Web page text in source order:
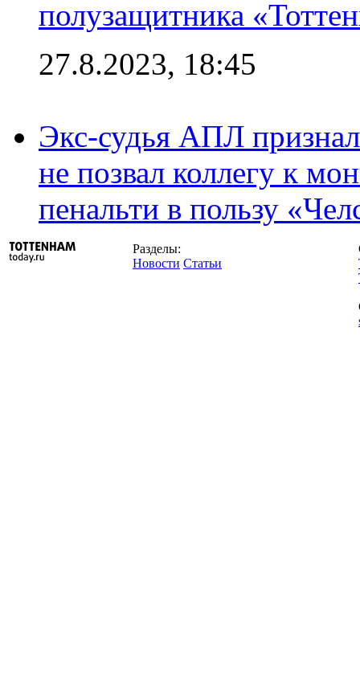
полузащитника
27.8.2023, 18:45
Экс-судья АПЛ
не позвал коллегу к
пенальти в пользу
Разделы:
Новости Статьи